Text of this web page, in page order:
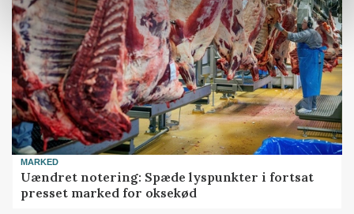
MARKED
Uændret notering: Spæde lyspunkter i fortsat
presset marked for oksekød